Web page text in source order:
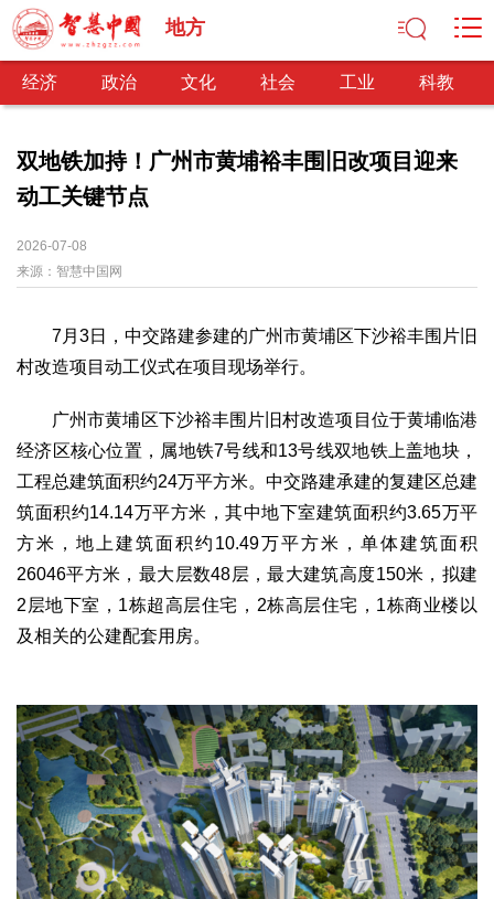
地方
经济 政治 文化 社会 工业 科教
经济
经济观察
经济转型
供给侧改革
依法治国 司法公正 民主政治
观察思考
文化
中华文化 核心价值 文化产业 文化事业
艺术百家
社会
社会治理 社会保障 城乡发展 民生建设
科技观察 创新前沿 智慧教育 职业教育
三农
智慧农业 智慧乡村 基层之声
国防
国防建设 军民融合 兵器装备 军营风采
双地铁加持！广州市黄埔裕丰围旧改项目迎来
动工关键节点
2026-07-08
来源： 智慧中国网
7月3日，中交路建参建的广州市黄埔区下沙裕丰围片旧
村改造项目动工仪式在项目现场举行。
广州市黄埔区下沙裕丰围片旧村改造项目位于黄埔临港
经济区核心位置，属地铁7号线和13号线双地铁上盖地块，
工程总建筑面积约24万平方米。中交路建承建的复建区总建
筑面积约14.14万平方米，其中地下室建筑面积约3.65万平
方米，地上建筑面积约10.49万平方米，单体建筑面积
26046平方米，最大层数48层，最大建筑高度150米，拟建
2层地下室，1栋超高层住宅，2栋高层住宅，1栋商业楼以
及相关的公建配套用房。